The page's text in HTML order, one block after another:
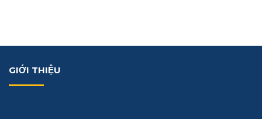
GIỚI THIỆU